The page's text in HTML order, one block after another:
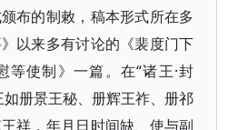
布的制敕，稿本形式所在多
以来多有讨论的《裴度门下
等使制》一篇。在“诸王·封
册景王秘、册辉王祚、册祁
祥，年月日时间缺、使与副